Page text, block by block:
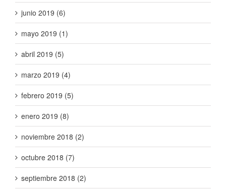
junio 2019 (6)
mayo 2019 (1)
abril 2019 (5)
marzo 2019 (4)
febrero 2019 (5)
enero 2019 (8)
noviembre 2018 (2)
octubre 2018 (7)
septiembre 2018 (2)